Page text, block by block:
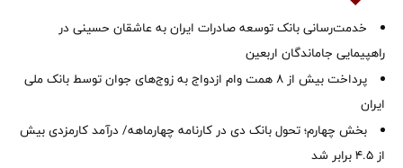
خدمت‌رسانی بانک توسعه صادرات ایران به عاشقان حسینی در
راهپیمایی جاماندگان اربعین
پرداخت بیش از ۸ همت وام ازدواج به زوج‌های جوان توسط بانک ملی
ایران
بخش چهارم؛ تحول بانک دی در کارنامه چهارماهه/ درآمد کارمزدی بیش
از ۴.۵ برابر شد